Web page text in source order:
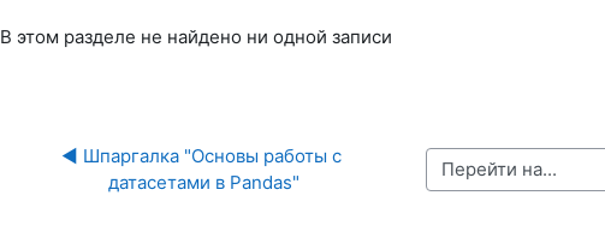
В этом разделе не найдено ни одной записи
◀︎ Шпаргалка "Основы работы с
датасетами в Pandas"
Перейти на...